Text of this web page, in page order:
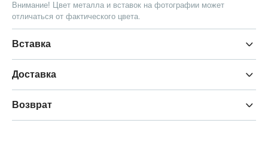
Внимание! Цвет металла и вставок на фотографии может
отличаться от фактического цвета.
Вставка
Доставка
Возврат